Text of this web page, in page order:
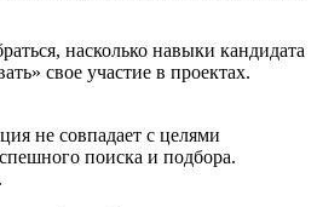
насколько навыки кандидата
свое участие в проектах.
не совпадает с целями
поиска и подбора.